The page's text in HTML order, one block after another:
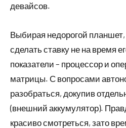
девайсов.
Выбирая недорогой
сделать ставку не на время
показатели – процессор и
матрицы. С вопросами
разобраться, докупив
(внешний аккумулятор).
красиво смотреться, зато